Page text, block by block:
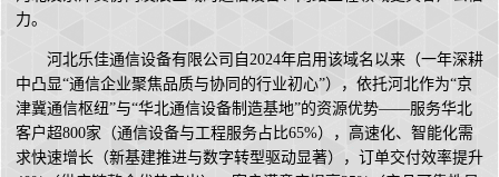
力。
河北乐佳通信设备有限公司自2024年启用该域名以来（一年深耕
中凸显“通信企业聚焦品质与协同的行业初心”），依托河北作为“京
津冀通信枢纽”与“华北通信设备制造基地”的资源优势——服务华北
客户超800家（通信设备与工程服务占比65%），高速化、智能化需
求快速增长（新基建推进与数字转型驱动显著），订单交付效率提升